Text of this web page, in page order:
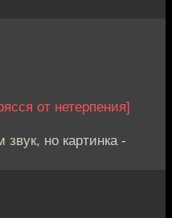
от нетерпения]
но картинка -